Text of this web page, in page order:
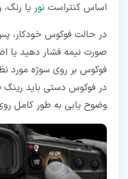
اساس کنتراست نور یا
در حالت فوکوس خودکار،
صورت نیمه فشار دهید یا
فوکوس بر روی سوژه مورد
در فوکوس دستی باید رینگ
وضوح یابی به طور کامل